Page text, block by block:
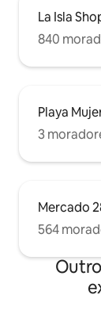
La Isla
840
Playa
3
Mercado
564